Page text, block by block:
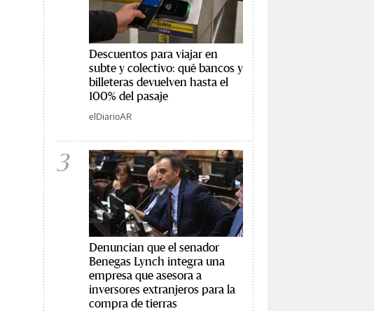
Descuentos para viajar en
subte y colectivo: qué bancos y
billeteras devuelven hasta el
100% del pasaje
elDiarioAR
3
Denuncian que el senador
Benegas Lynch integra una
empresa que asesora a
inversores extranjeros para la
compra de tierras